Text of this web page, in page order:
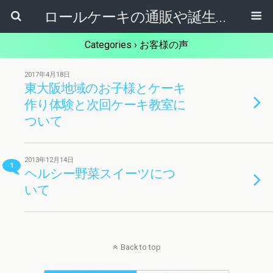
ロールケーキの通販や誕生日ケーキ【ケーキ屋健ちゃん】東大阪市
Categories › お客様の声
2017年4月18日
東大阪地域のお子様とケーキ
作り体験と次回ケーキ教室に
ついて
1
2013年12月14日
ヘルシー野菜スイーツにつ
いて
Back to top